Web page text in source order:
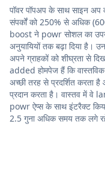
पॉवर पॉपअप के साथ साइन
संपर्कों को 250% से अधिक
boost ने powr सोशल का
अनुयायियों तक बढ़ा दिया है।
अपने ग्राहकों को शीघ्रता से
added होमपेज हैं कि
अच्छी तरह से प्रदर्शित करता
प्रदान करता है। वास्तव में वे
powr ऐप्स के साथ इंटरैक्ट
2.5 गुना अधिक समय तक लगे